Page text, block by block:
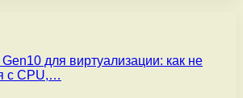
для виртуализации: как не
с CPU,…